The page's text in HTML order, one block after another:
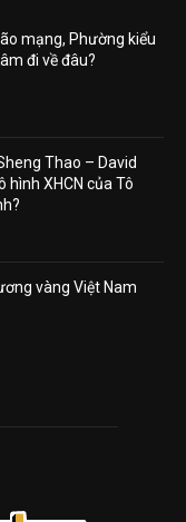
mạng, Phường kiểu
đi về đâu?
Thao – David
hình XHCN của Tô
vàng Việt Nam